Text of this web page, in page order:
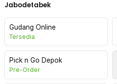
Jabodetabek
Gudang Online
Tersedia
Pick n Go Depok
Pre-Order